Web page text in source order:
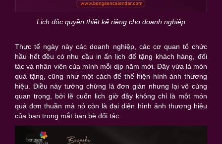
Lịch độc quyền thiết kế riêng cho doanh nghiệp
Thực tế ngày này các doanh nghiệp, các cơ quan tổ chức
hầu hết đều có nhu cầu in ấn lịch để tặng khách hàng, đối
tác và nhân viên của mình mỗi dịp năm mới. Đây vừa là món
quà tặng, cũng như một cách để thể hiện hình ảnh thương
hiệu. Điều này tưởng chừng là đơn giản nhưng lại vô cùng
quan trọng, bởi lẽ cuốn lịch giờ đây không chỉ là một món
quà đơn thuần mà nó còn là đại diện hình ảnh thương hiệu
của bạn trong mắt bạn bè đối tác.